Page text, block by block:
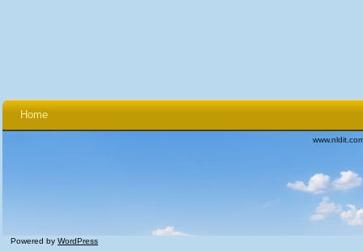
Home
Powered by WordPress